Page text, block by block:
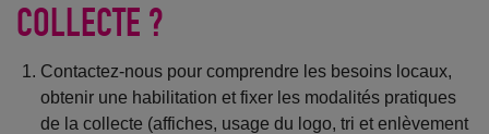
COLLECTE ?
Contactez-nous pour comprendre les besoins locaux,
obtenir une habilitation et fixer les modalités pratiques
de la collecte (affiches, usage du logo, tri et enlèvement